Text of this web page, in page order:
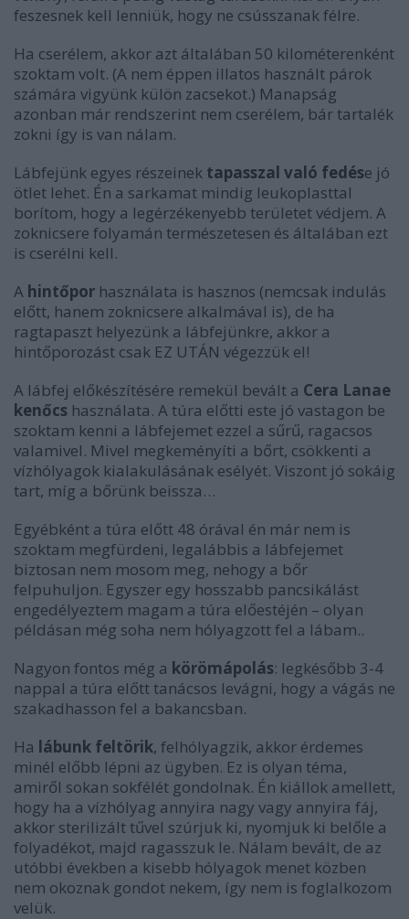
feszesnek kell lenniük, hogy ne csússzanak félre.
Ha cserélem, akkor azt általában 50 kilométerenként
szoktam volt. (A nem éppen illatos használt párok
számára vigyünk külön zacsekot.) Manapság
azonban már rendszerint nem cserélem, bár tartalék
zokni így is van nálam.
Lábfejünk egyes részeinek tapasszal való fedése jó
ötlet lehet. Én a sarkamat mindig leukoplasttal
borítom, hogy a legérzékenyebb területet védjem. A
zoknicsere folyamán természetesen és általában ezt
is cserélni kell.
A hintőpor használata is hasznos (nemcsak indulás
előtt, hanem zoknicsere alkalmával is), de ha
ragtapaszt helyezünk a lábfejünkre, akkor a
hintőporozást csak EZ UTÁN végezzük el!
A lábfej előkészítésére remekül bevált a Cera Lanae
kenőcs használata. A túra előtti este jó vastagon be
szoktam kenni a lábfejemet ezzel a sűrű, ragacsos
valamivel. Mivel megkeményíti a bőrt, csökkenti a
vízhólyagok kialakulásának esélyét. Viszont jó sokáig
tart, míg a bőrünk beissza…
Egyébként a túra előtt 48 órával én már nem is
szoktam megfürdeni, legalábbis a lábfejemet
biztosan nem mosom meg, nehogy a bőr
felpuhuljon. Egyszer egy hosszabb pancsikálást
engedélyeztem magam a túra előestéjén – olyan
példásan még soha nem hólyagzott fel a lábam..
Nagyon fontos még a körömápolás: legkésőbb 3-4
nappal a túra előtt tanácsos levágni, hogy a vágás ne
szakadhasson fel a bakancsban.
Ha lábunk feltörik, felhólyagzik, akkor érdemes
minél előbb lépni az ügyben. Ez is olyan téma,
amiről sokan sokfélét gondolnak. Én kiállok amellett,
hogy ha a vízhólyag annyira nagy vagy annyira fáj,
akkor sterilizált tűvel szúrjuk ki, nyomjuk ki belőle a
folyadékot, majd ragasszuk le. Nálam bevált, de az
utóbbi években a kisebb hólyagok menet közben
nem okoznak gondot nekem, így nem is foglalkozom
velük.